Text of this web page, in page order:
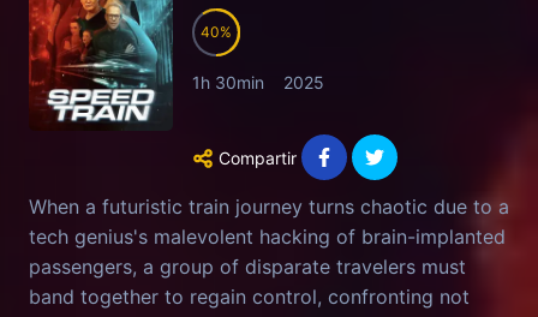
40
1h 30min 2025
Compartir
When a futuristic train journey turns chaotic due to a
tech genius's malevolent hacking of brain-implanted
passengers, a group of disparate travelers must
band together to regain control, confronting not